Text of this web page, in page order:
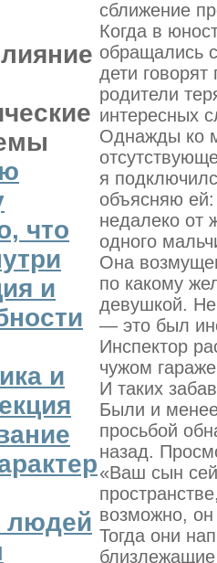
что
и
и
людей
сближение
Когда в
обращались
дети
родители
интересных
Однажды ко
я
объясняю
недалеко от
одного
Она
по какому
девушкой.
— это был
Инспектор
чужом
И таких
Были и
просьбой
назад.
«Ваш сын
возможно,
Тогда они